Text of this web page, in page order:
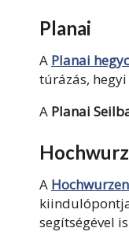
Planai
A Planai
túrázás,
A Planai
A
segítségével